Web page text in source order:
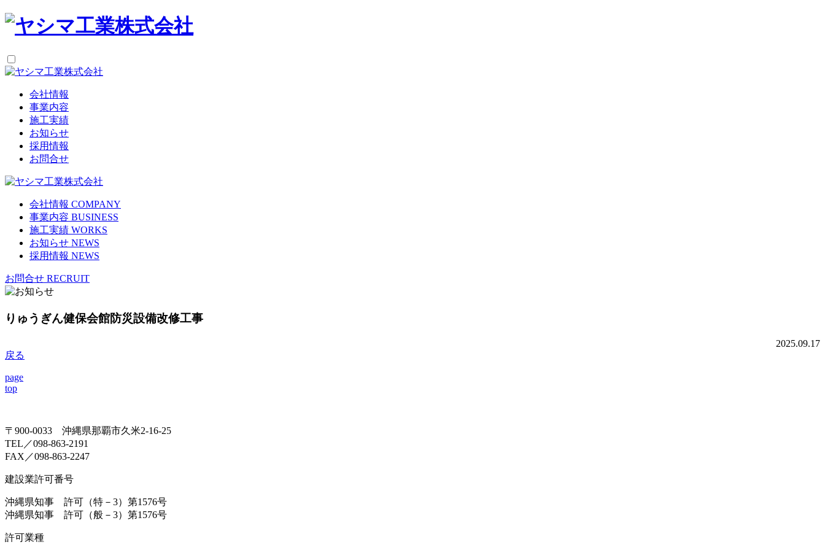
会社情報
事業内容
施工実績
お知らせ
採用情報
お問合せ
会社情報 COMPANY
事業内容 BUSINESS
施工実績 WORKS
お知らせ NEWS
採用情報 NEWS
お問合せ RECRUIT
りゅうぎん健保会館防災設備改修工事
2025.09.17
戻る
page
top
〒900-0033 沖縄県那覇市久米2-16-25
TEL／098-863-2191
FAX／098-863-2247
建設業許可番号
沖縄県知事 許可（特－3）第1576号
沖縄県知事 許可（般－3）第1576号
許可業種